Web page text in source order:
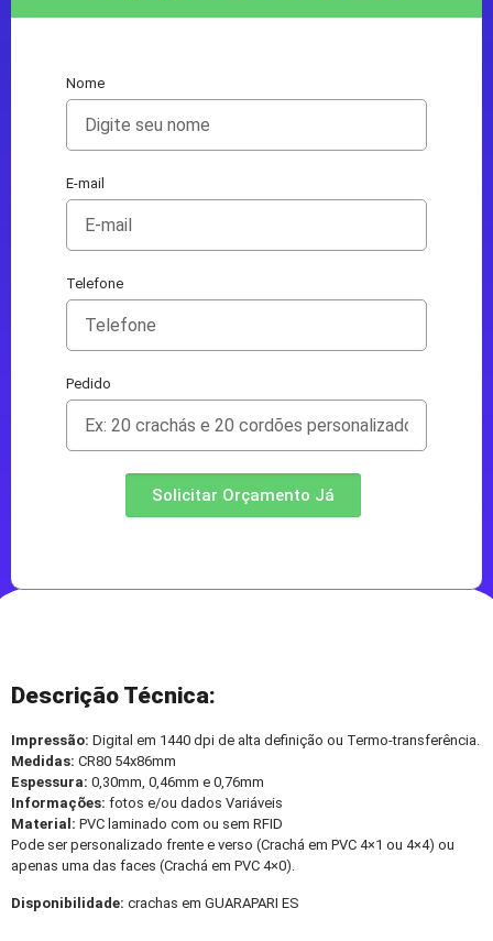
Nome
E-mail
Telefone
Pedido
Solicitar Orçamento Já
Descrição Técnica:
Impressão: Digital em 1440 dpi de alta definição ou Termo-transferência.
Medidas: CR80 54x86mm
Espessura: 0,30mm, 0,46mm e 0,76mm
Informações: fotos e/ou dados Variáveis
Material: PVC laminado com ou sem RFID
Pode ser personalizado frente e verso (Crachá em PVC 4×1 ou 4×4) ou
apenas uma das faces (Crachá em PVC 4×0).
Disponibilidade: crachas em GUARAPARI ES